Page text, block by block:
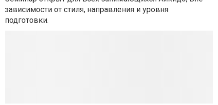
зависимости от стиля, направления и уровня
подготовки.